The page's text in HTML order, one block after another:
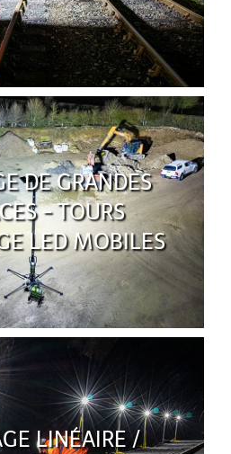
DE GRANDES
- TOURS
LED MOBILES
LINÉAIRE /